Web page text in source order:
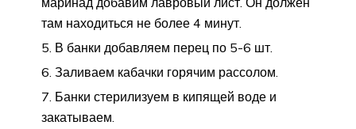
там находиться не более 4 минут.
В банки добавляем перец по 5-6 шт.
Заливаем кабачки горячим рассолом.
Банки стерилизуем в кипящей воде и
закатываем.